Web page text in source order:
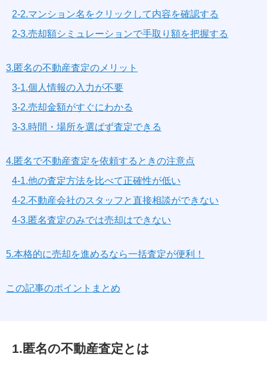
2-2.マンション名をクリックして内容を確認する
2-3.売却額シミュレーションで手取り額を把握する
3.匿名の不動産査定のメリット
3-1.個人情報の入力が不要
3-2.売却金額がすぐにわかる
3-3.時間・場所を選ばず査定できる
4.匿名で不動産査定を依頼するときの注意点
4-1.他の査定方法を比べて正確性が低い
4-2.不動産会社のスタッフと直接相談ができない
4-3.匿名査定のみでは売却はできない
5.本格的に売却を進めるなら一括査定が便利！
この記事のポイントまとめ
1.匿名の不動産査定とは